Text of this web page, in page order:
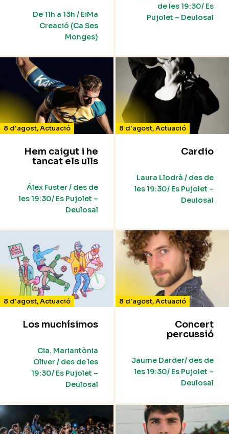
De 11h a 13h / EiMa
Creació (Ca Ses
Monges)
de les 19:30/ Es
Pujolet – Deulosal
8 d'agost,Actuació
Hem caigut i he
tancat els ulls
Álex Fuster / des de
les 19:30/ Es Pujolet –
Deulosal
8 d'agost,Actuació
Cardio
Laura Llodrà / des de
les 19:30/ Es Pujolet –
Deulosal
8 d'agost,Actuació
Los muchísimos
Cia. Mariantònia
Oliver / des de les
19:30/ Es Pujolet –
Deulosal
8 d'agost,Actuació
Concert
percussió
Jaume Darder/ des de
les 19:30/ Es Pujolet –
Deulosal